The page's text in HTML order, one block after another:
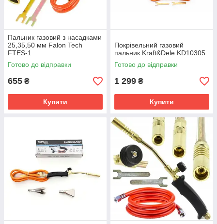
Пальник газовий з насадками
25,35,50 мм Falon Tech
FTES-1
Готово до відправки
655 ₴
Купити
Покрівельний газовий
пальник Kraft&Dele KD10305
Готово до відправки
1 299 ₴
Купити